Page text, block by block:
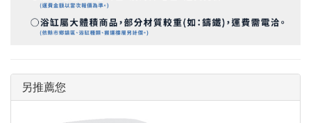
另推薦您